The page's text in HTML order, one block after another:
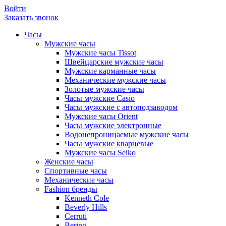
Войти
Заказать звонок
Часы
Мужские часы
Мужские часы Tissot
Швейцарские мужские часы
Мужские карманные часы
Механические мужские часы
Золотые мужские часы
Часы мужские Casio
Часы мужские с автоподзаводом
Мужские часы Orient
Часы мужские электронные
Водонепроницаемые мужские часы
Часы мужские кварцевые
Мужские часы Seiko
Женские часы
Спортивные часы
Механические часы
Fashion бренды
Kenneth Cole
Beverly Hills
Cerruti